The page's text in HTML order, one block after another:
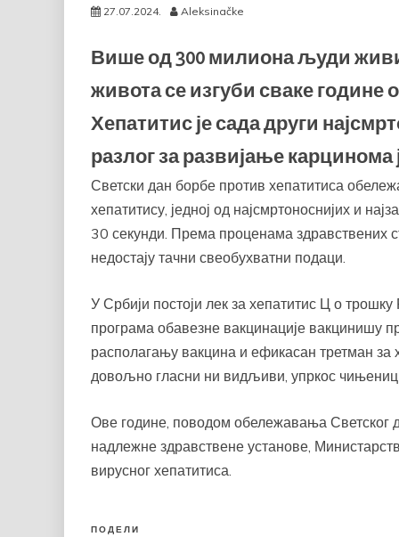
27.07.2024. Aleksinačke
Више од 300 милиона људи
живота се изгуби сваке године
Хепатитис је сада други
разлог за развијање карцинома
Светски дан борбе против хепатитиса
хепатитису, једној од најсмртоноснијих и
30 секунди. Према проценама здравствених
недостају тачни свеобухватни подаци.
У Србији постоји лек за хепатитис Ц о
програма обавезне вакцинације вакцинишу
располагању вакцина и ефикасан третман за
довољно гласни ни видљиви, упркос
Ове године, поводом обележавања Светског
надлежне здравствене установе,
вирусног хепатитиса.
ПОДЕЛИ